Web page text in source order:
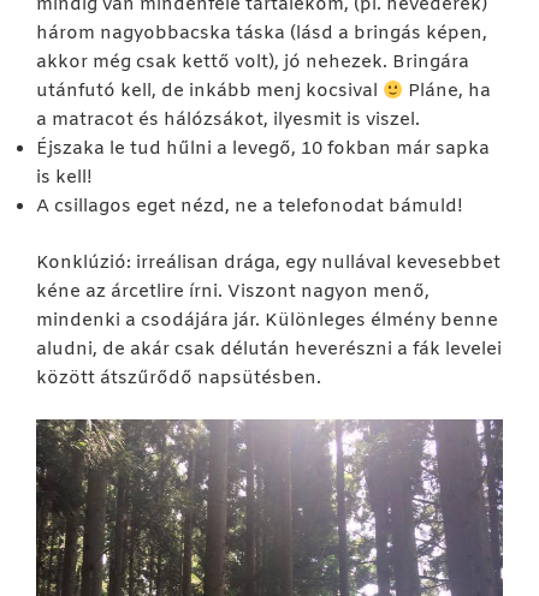
mindig van mindenféle tartalékom, (pl. hevederek)
három nagyobbacska táska (lásd a bringás képen,
akkor még csak kettő volt), jó nehezek. Bringára
utánfutó kell, de inkább menj kocsival
Pláne, ha
a matracot és hálózsákot, ilyesmit is viszel.
Éjszaka le tud hűlni a levegő, 10 fokban már sapka
is kell!
A csillagos eget nézd, ne a telefonodat bámuld!
Konklúzió: irreálisan drága, egy nullával kevesebbet
kéne az árcetlire írni. Viszont nagyon menő,
mindenki a csodájára jár. Különleges élmény benne
aludni, de akár csak délután heverészni a fák levelei
között átszűrődő napsütésben.